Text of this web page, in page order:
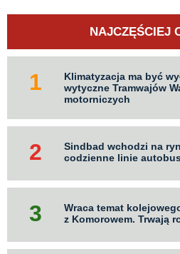
NAJCZĘŚCIEJ
Klimatyzacja ma być
wytyczne Tramwajów
motorniczych
Sindbad wchodzi na
codzienne linie
Wraca temat
z Komorowem. Trwają